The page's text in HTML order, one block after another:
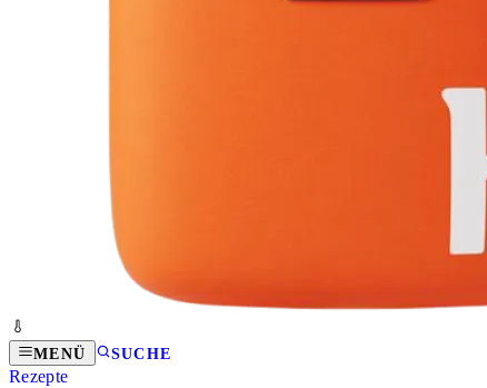
MENÜ SUCHE
Rezepte